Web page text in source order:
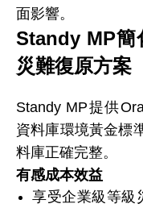
面影響。
Standy MP簡
災難復原方案
Standy MP提供
資料庫環境黃金標
料庫正確完整。
有感成本效益
享受企業級等級